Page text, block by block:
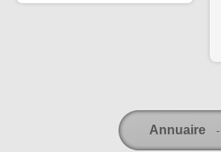
Annuaire -